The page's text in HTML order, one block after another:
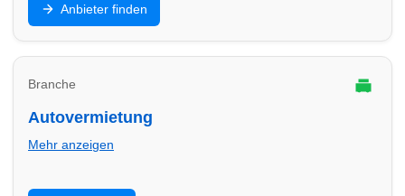
Finde Anbieter in Köln für E-Mobilität zu Hause und im
Gewerbe.
Anbieter finden
Branche
Autovermietung
Mehr anzeigen
Mietwagen für Urlaub, Umzug oder Werkstatt-Ersatz: